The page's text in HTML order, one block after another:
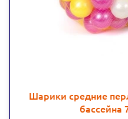
Шарики средние
бассейна